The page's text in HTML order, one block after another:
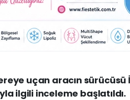
uçan aracın
ilgili inceleme başlatıldı.